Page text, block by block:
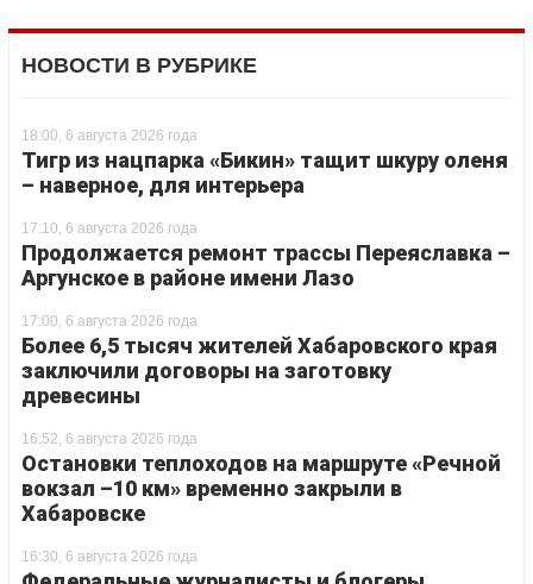
НОВОСТИ В РУБРИКЕ
18:00, 6 августа 2026 года
Тигр из нацпарка «Бикин» тащит шкуру оленя
– наверное, для интерьера
17:10, 6 августа 2026 года
Продолжается ремонт трассы Переяславка –
Аргунское в районе имени Лазо
17:00, 6 августа 2026 года
Более 6,5 тысяч жителей Хабаровского края
заключили договоры на заготовку
древесины
16:52, 6 августа 2026 года
Остановки теплоходов на маршруте «Речной
вокзал –10 км» временно закрыли в
Хабаровске
16:30, 6 августа 2026 года